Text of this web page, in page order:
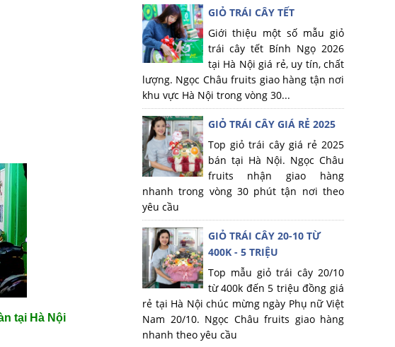
tại Hà Nội
GIỎ TRÁI CÂY TẾT
Giới thiệu một số mẫu giỏ
trái cây tết Bính Ngọ 2026
tại Hà Nội giá rẻ, uy tín, chất
lượng. Ngọc Châu fruits giao hàng tận nơi
khu vực Hà Nội trong vòng 30...
GIỎ TRÁI CÂY GIÁ RẺ 2025
Top giỏ trái cây giá rẻ 2025
bán tại Hà Nội. Ngọc Châu
fruits nhận giao hàng
nhanh trong vòng 30 phút tận nơi theo
yêu cầu
GIỎ TRÁI CÂY 20-10 TỪ
400K - 5 TRIỆU
Top mẫu giỏ trái cây 20/10
từ 400k đến 5 triệu đồng giá
rẻ tại Hà Nội chúc mừng ngày Phụ nữ Việt
Nam 20/10. Ngọc Châu fruits giao hàng
nhanh theo yêu cầu